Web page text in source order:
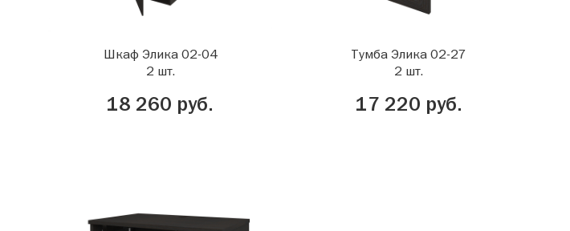
Шкаф Элика 02-04
2 шт.
18 260 руб.
Тумба Элика 02-27
2 шт.
17 220 руб.